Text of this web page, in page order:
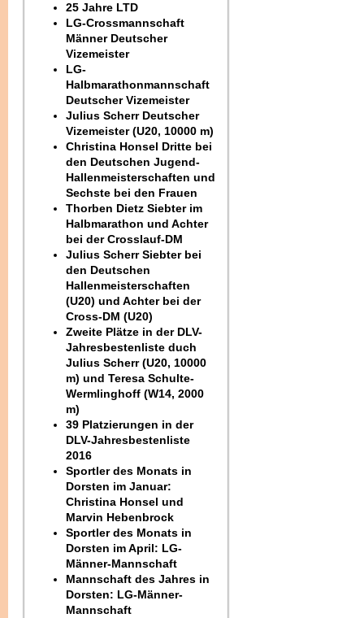
25 Jahre LTD
LG-Crossmannschaft
Männer Deutscher
Vizemeister
LG-
Halbmarathonmannschaft
Deutscher Vizemeister
Julius Scherr Deutscher
Vizemeister (U20, 10000 m)
Christina Honsel Dritte bei
den Deutschen Jugend-
Hallenmeisterschaften und
Sechste bei den Frauen
Thorben Dietz Siebter im
Halbmarathon und Achter
bei der Crosslauf-DM
Julius Scherr Siebter bei
den Deutschen
Hallenmeisterschaften
(U20) und Achter bei der
Cross-DM (U20)
Zweite Plätze in der DLV-
Jahresbestenliste duch
Julius Scherr (U20, 10000
m) und Teresa Schulte-
Wermlinghoff (W14, 2000
m)
39 Platzierungen in der
DLV-Jahresbestenliste
2016
Sportler des Monats in
Dorsten im Januar:
Christina Honsel und
Marvin Hebenbrock
Sportler des Monats in
Dorsten im April: LG-
Männer-Mannschaft
Mannschaft des Jahres in
Dorsten: LG-Männer-
Mannschaft